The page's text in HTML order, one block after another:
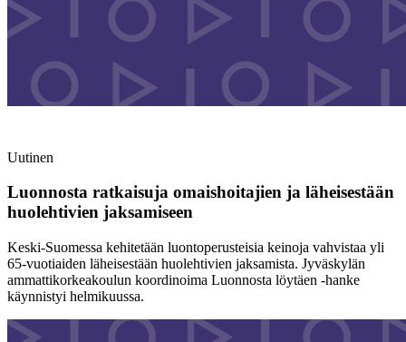
Uutinen
Luonnosta ratkaisuja omaishoitajien ja läheisestään
huolehtivien jaksamiseen
Keski-Suomessa kehitetään luontoperusteisia keinoja vahvistaa yli
65-vuotiaiden läheisestään huolehtivien jaksamista. Jyväskylän
ammattikorkeakoulun koordinoima Luonnosta löytäen -hanke
käynnistyi helmikuussa.